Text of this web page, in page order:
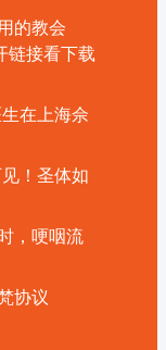
的教会
链接看下载
在上海佘
！圣体如
，哽咽流
协议